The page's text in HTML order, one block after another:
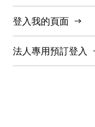
登入我的頁面
法人專用預訂登入